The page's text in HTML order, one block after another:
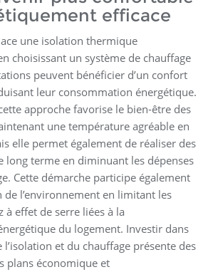
efficace
une isolation thermique
choisissant un système de chauffage
peuvent bénéficier d’un confort
leur consommation énergétique.
approche favorise le bien-être des
une température agréable en
elle permet également de réaliser des
long terme en diminuant les dépenses
Cette démarche participe également
de l’environnement en limitant les
à effet de serre liées à la
du logement. Investir dans
l’isolation et du chauffage présente des
plans économique et